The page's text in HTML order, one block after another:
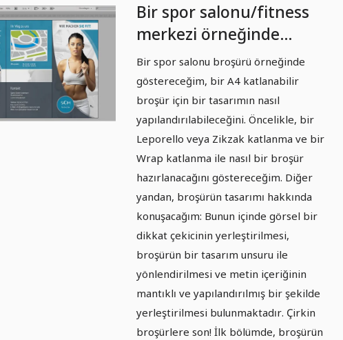
Bir spor salonu/fitness
merkezi örneğinde
katlanabilir formatlı
broşür tasarımı - Kısım 1
Bir spor salonu broşürü örneğinde
göstereceğim, bir A4 katlanabilir
broşür için bir tasarımın nasıl
yapılandırılabileceğini. Öncelikle, bir
Leporello veya Zikzak katlanma ve bir
Wrap katlanma ile nasıl bir broşür
hazırlanacağını göstereceğim. Diğer
yandan, broşürün tasarımı hakkında
konuşacağım: Bunun içinde görsel bir
dikkat çekicinin yerleştirilmesi,
broşürün bir tasarım unsuru ile
yönlendirilmesi ve metin içeriğinin
mantıklı ve yapılandırılmış bir şekilde
yerleştirilmesi bulunmaktadır. Çirkin
broşürlere son! İlk bölümde, broşürün